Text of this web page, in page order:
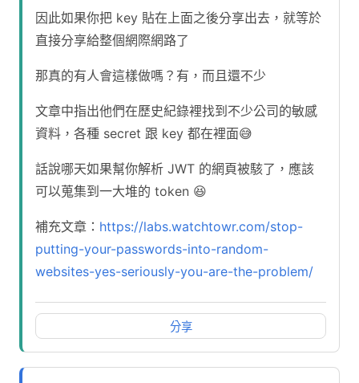
因此如果你把 key 貼在上面之後分享出去，就等於
直接分享給整個網際網路了
那真的有人會這樣做嗎？有，而且還不少
文章中指出他們在歷史紀錄裡找到不少公司的敏感
資料，各種 secret 跟 key 都在裡面😅
話說哪天如果幫你解析 JWT 的網頁被駭了，應該
可以蒐集到一大堆的 token 😆
補充文章： https://labs.watchtowr.com/stop-
putting-your-passwords-into-random-
websites-yes-seriously-you-are-the-problem/
分享